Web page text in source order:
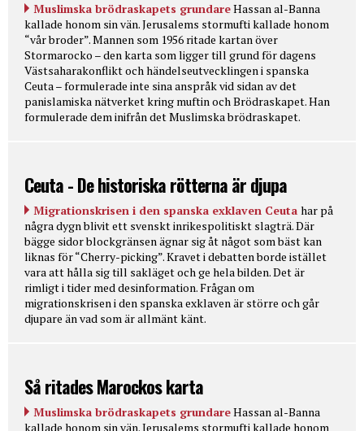
Muslimska brödraskapets grundareHassan al-Banna
kallade honom sin vän. Jerusalems stormufti kallade honom
“vår broder”. Mannen som 1956 ritade kartan över
Stormarocko – den karta som ligger till grund för dagens
Västsaharakonflikt och händelseutvecklingen i spanska
Ceuta – formulerade inte sina anspråk vid sidan av det
panislamiska nätverket kring muftin och Brödraskapet. Han
formulerade dem inifrån det Muslimska brödraskapet.
Ceuta - De historiska rötterna är djupa
Migrationskrisen i den spanska exklaven Ceuta har på
några dygn blivit ett svenskt inrikespolitiskt slagträ. Där
bägge sidor blockgränsen ägnar sig åt något som bäst kan
liknas för “Cherry-picking”. Kravet i debatten borde istället
vara att hålla sig till sakläget och ge hela bilden. Det är
rimligt i tider med desinformation. Frågan om
migrationskrisen i den spanska exklaven är större och går
djupare än vad som är allmänt känt.
Så ritades Marockos karta
Muslimska brödraskapets grundareHassan al-Banna
kallade honom sin vän. Jerusalems stormufti kallade honom